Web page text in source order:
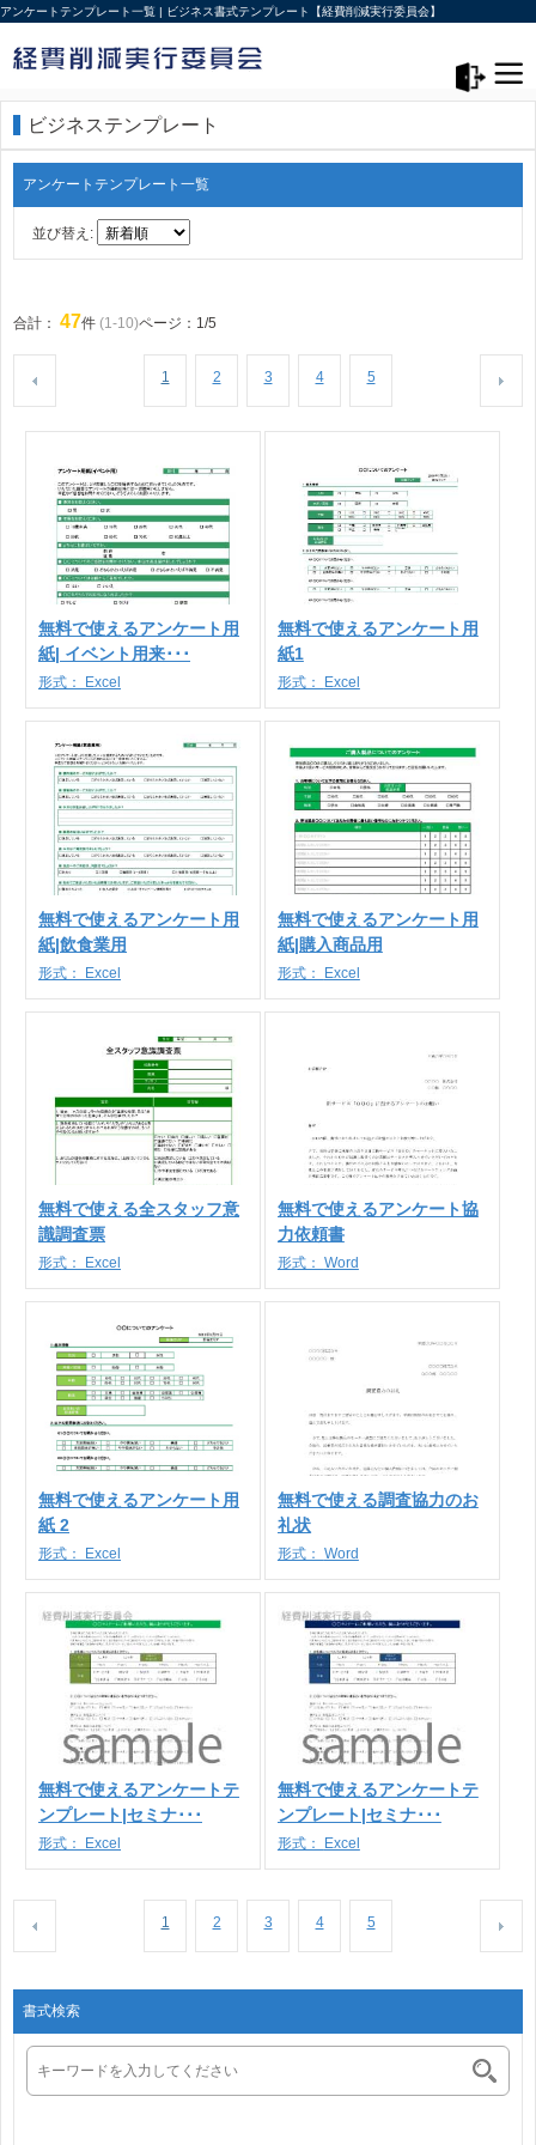
アンケートテンプレート一覧 | ビジネス書式テンプレート【経費削減実行委員会】
ビジネステンプレート
アンケートテンプレート一覧
並び替え:
合計： 47件 (1-10)ページ：1/5
1 2 3 4 5
無料で使えるアンケート用
紙| イベント用来･･･
形式： Excel
無料で使えるアンケート用
紙1
形式： Excel
無料で使えるアンケート用
紙|飲食業用
形式： Excel
無料で使えるアンケート用
紙|購入商品用
形式： Excel
無料で使える全スタッフ意
識調査票
形式： Excel
無料で使えるアンケート協
力依頼書
形式： Word
無料で使えるアンケート用
紙 2
形式： Excel
無料で使える調査協力のお
礼状
形式： Word
無料で使えるアンケートテ
ンプレート|セミナ･･･
形式： Excel
無料で使えるアンケートテ
ンプレート|セミナ･･･
形式： Excel
1 2 3 4 5
書式検索